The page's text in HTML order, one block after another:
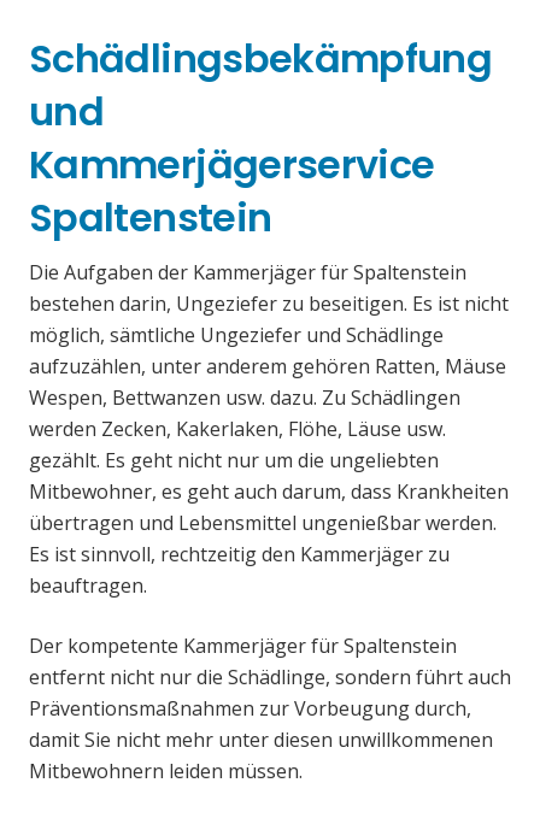
Schädlingsbekämpfung
und
Kammerjägerservice
Spaltenstein
Die Aufgaben der Kammerjäger für Spaltenstein
bestehen darin, Ungeziefer zu beseitigen. Es ist nicht
möglich, sämtliche Ungeziefer und Schädlinge
aufzuzählen, unter anderem gehören Ratten, Mäuse
Wespen, Bettwanzen usw. dazu. Zu Schädlingen
werden Zecken, Kakerlaken, Flöhe, Läuse usw.
gezählt. Es geht nicht nur um die ungeliebten
Mitbewohner, es geht auch darum, dass Krankheiten
übertragen und Lebensmittel ungenießbar werden.
Es ist sinnvoll, rechtzeitig den Kammerjäger zu
beauftragen.
Der kompetente Kammerjäger für Spaltenstein
entfernt nicht nur die Schädlinge, sondern führt auch
Präventionsmaßnahmen zur Vorbeugung durch,
damit Sie nicht mehr unter diesen unwillkommenen
Mitbewohnern leiden müssen.